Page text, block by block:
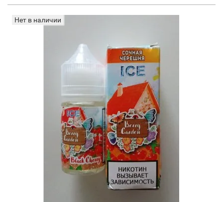
Нет в наличии